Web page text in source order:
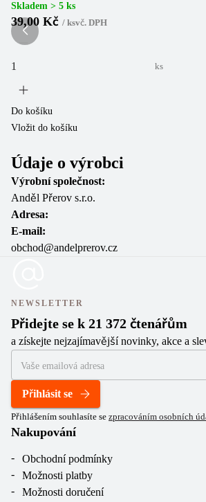
Skladem > 5 ks
39,00 Kč / ksvč. DPH
ks
Do košíku
Vložit do košíku
Údaje o výrobci
Výrobní společnost:
Anděl Přerov s.r.o.
Adresa:
E-mail:
obchod@andelprerov.cz
NEWSLETTER
Přidejte se k 21 372 čtenářům
a získejte nejzajímavější novinky, akce a
Přihlásit se
Přihlášením souhlasíte se zpracováním osobních
Nakupování
Obchodní podmínky
Možnosti platby
Možnosti doručení